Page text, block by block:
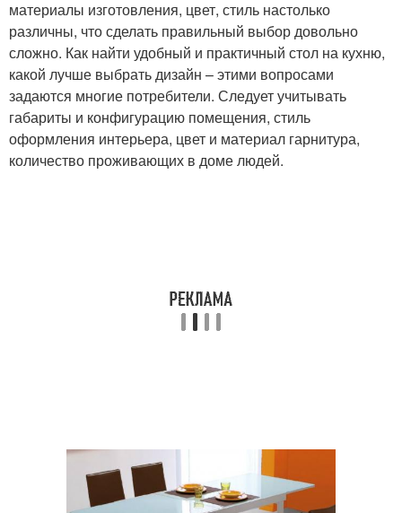
материалы изготовления, цвет, стиль настолько
различны, что сделать правильный выбор довольно
сложно. Как найти удобный и практичный стол на кухню,
какой лучше выбрать дизайн – этими вопросами
задаются многие потребители. Следует учитывать
габариты и конфигурацию помещения, стиль
оформления интерьера, цвет и материал гарнитура,
количество проживающих в доме людей.